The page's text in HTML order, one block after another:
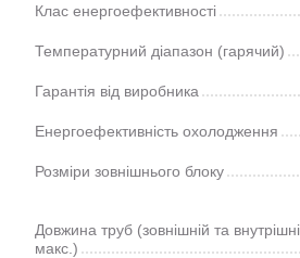
Клас енергоефективності
Температурний діапазон (гарячий)
Гарантія від виробника
Енергоефективність охолодження
Розміри зовнішнього блоку
Довжина труб (зовнішній та
макс.)